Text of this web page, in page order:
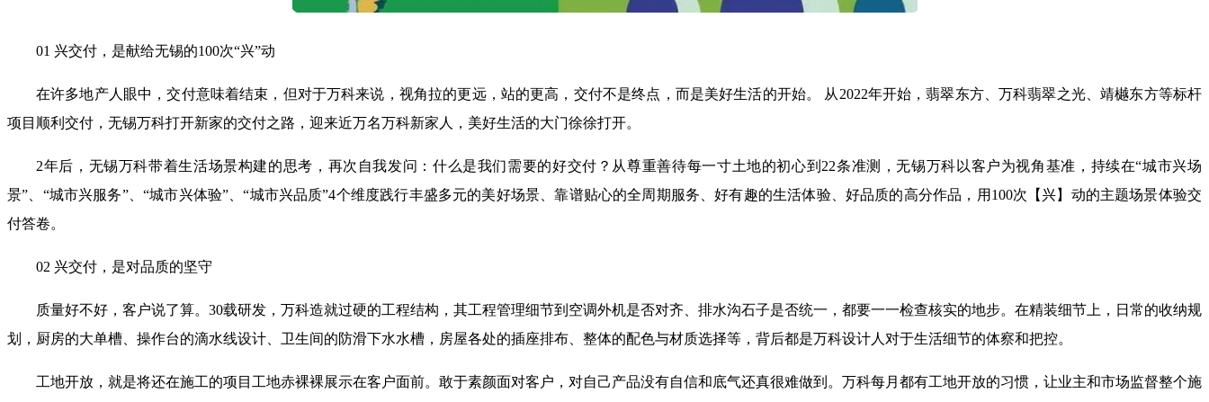
01 兴交付，是献给无锡的100次“兴”动
在许多地产人眼中，交付意味着结束，但对于万科来说，视角拉的更远，站的更高，交付不是终点，而是美好生活的开始。 从2022年开始，翡翠东方、万科翡翠之光、靖樾东方等标杆
项目顺利交付，无锡万科打开新家的交付之路，迎来近万名万科新家人，美好生活的大门徐徐打开。
2年后，无锡万科带着生活场景构建的思考，再次自我发问：什么是我们需要的好交付？从尊重善待每一寸土地的初心到22条准测，无锡万科以客户为视角基准，持续在“城市兴场
景”、“城市兴服务”、“城市兴体验”、“城市兴品质”4个维度践行丰盛多元的美好场景、靠谱贴心的全周期服务、好有趣的生活体验、好品质的高分作品，用100次【兴】动的主题场景体验交
付答卷。
02 兴交付，是对品质的坚守
质量好不好，客户说了算。30载研发，万科造就过硬的工程结构，其工程管理细节到空调外机是否对齐、排水沟石子是否统一，都要一一检查核实的地步。在精装细节上，日常的收纳规
划，厨房的大单槽、操作台的滴水线设计、卫生间的防滑下水水槽，房屋各处的插座排布、整体的配色与材质选择等，背后都是万科设计人对于生活细节的体察和把控。
工地开放，就是将还在施工的项目工地赤裸裸展示在客户面前。敢于素颜面对客户，对自己产品没有自信和底气还真很难做到。万科每月都有工地开放的习惯，让业主和市场监督整个施